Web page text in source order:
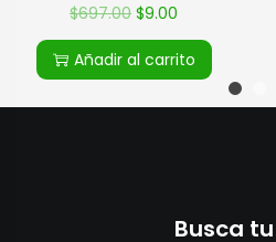
$697.00 $9.00
Añadir al carrito
Busca